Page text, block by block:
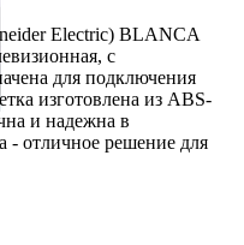
Electric) BLANCA
с
для подключения
изготовлена из ABS-
и надежна в
- отличное решение для